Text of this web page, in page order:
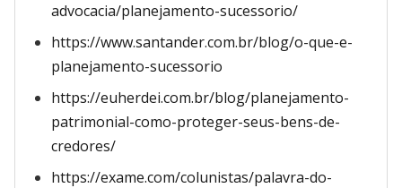
advocacia/planejamento-sucessorio/
https://www.santander.com.br/blog/o-que-e-
planejamento-sucessorio
https://euherdei.com.br/blog/planejamento-
patrimonial-como-proteger-seus-bens-de-
credores/
https://exame.com/colunistas/palavra-do-